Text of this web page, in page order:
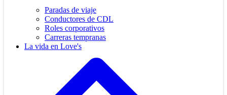
Paradas de viaje
Conductores de CDL
Roles corporativos
Carreras tempranas
La vida en Love's